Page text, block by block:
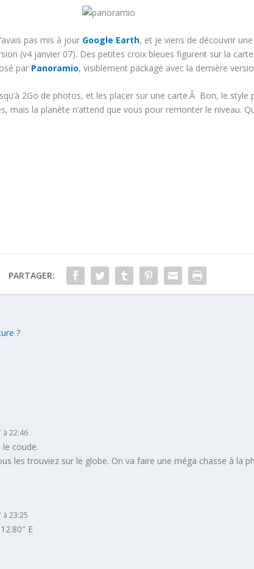
pas mis à jour Google Earth, et je viens de découvrir
(v4 janvier 07). Des petites croix bleues figurent sur la
par Panoramio, visiblement packagé avec la dernière
2Go de photos, et les placer sur une carte.Â Bon, le style
mais la planète n’attend que vous pour remonter le niveau.
PARTAGER:
?
à 22:46
coude.
les trouviez sur le globe. On va faire une méga chasse à la
à 23:25
E